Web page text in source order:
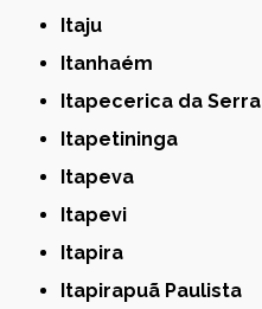
Itaju
Itanhaém
Itapecerica da Serra
Itapetininga
Itapeva
Itapevi
Itapira
Itapirapuã Paulista